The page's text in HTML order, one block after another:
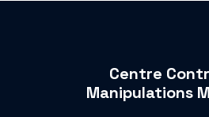
Centre
Manipulations